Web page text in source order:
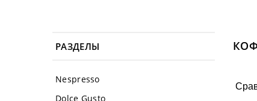
РАЗДЕЛЫ
Nespresso
Dolce Gusto